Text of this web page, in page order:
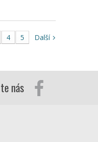
4 5 Další
nás